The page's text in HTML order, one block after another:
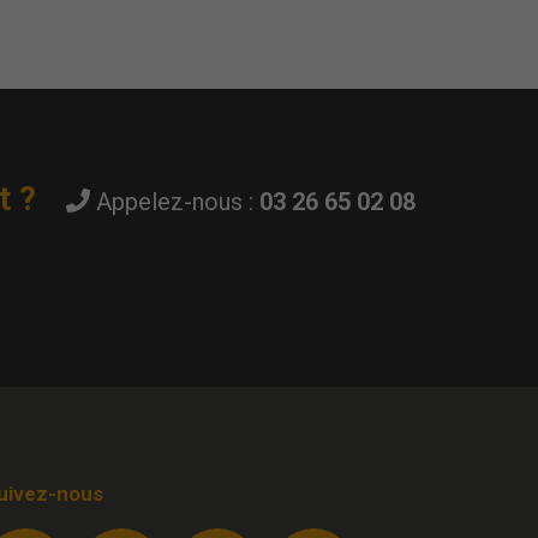
? Appelez-nous : 03 26 65 02 08
nous